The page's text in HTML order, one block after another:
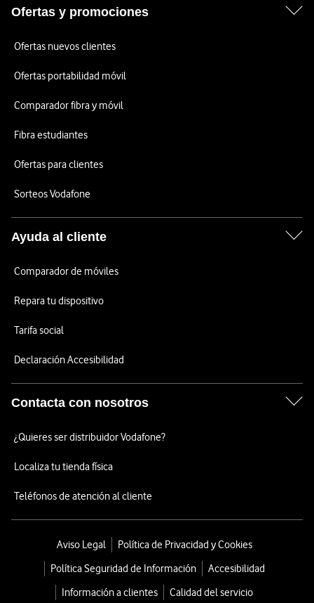
Ofertas y promociones
Ofertas nuevos clientes
Ofertas portabilidad móvil
Comparador fibra y móvil
Fibra estudiantes
Ofertas para clientes
Sorteos Vodafone
Ayuda al cliente
Comparador de móviles
Repara tu dispositivo
Tarifa social
Declaración Accesibilidad
Contacta con nosotros
¿Quieres ser distribuidor Vodafone?
Localiza tu tienda física
Teléfonos de atención al cliente
Aviso Legal
Política de Privacidad y Cookies
Política Seguridad de Información
Accesibilidad
Información a clientes
Calidad del servicio